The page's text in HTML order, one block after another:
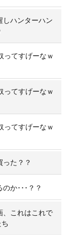
しハンターハン
ってすげーなｗ
ってすげーなｗ
ってすげーなｗ
った？？
か･･･？？
、これはこれで